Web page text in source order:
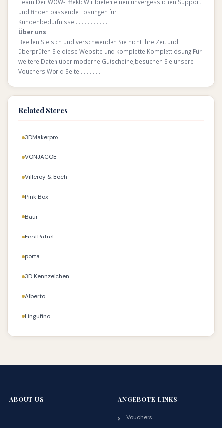
Team.Der WOW-Effekt: Wir bieten einen unvergesslichen Support
und finden passende Lösungen für
Kundenbedürfnisse………………….
Über uns
Beeilen Sie sich und verschwenden Sie nicht Ihre Zeit und
überprüfen Sie diese Website und komplette Komplettlösung Für
weitere Daten über moderne Gutscheine,besuchen Sie unsere
Vouchers World Seite……………
Related Stores
3DMakerpro
VONJACOB
Villeroy & Boch
Pink Box
Baur
FootPatrol
porta
3D Kennzeichen
Alberto
Lingufino
ABOUT US ANGEBOTE LINKS
Vouchers